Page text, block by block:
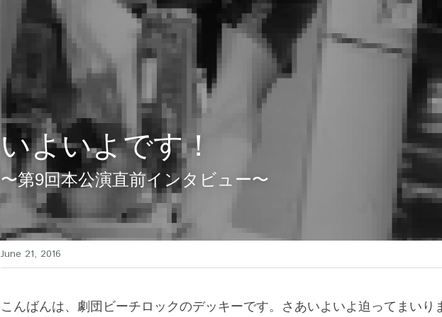
いよいよです！
〜第9回本公演直前インタビュー〜
June 21, 2016
こんばんは、劇団ビーチロックのデッキーです。さあいよいよ迫ってまいり